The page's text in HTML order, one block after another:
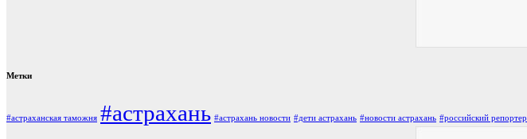
Метки
#астраханская таможня #астрахань #астрахань новости #дети астрахань #новости астрахань #российский репортер